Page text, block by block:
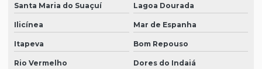
Santa Maria do Suaçuí Lagoa Dourada
Ilicínea Mar de Espanha
Itapeva Bom Repouso
Rio Vermelho Dores do Indaiá